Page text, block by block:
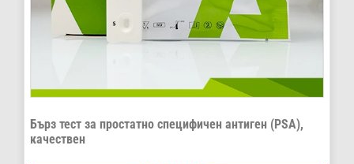
Бърз тест за простатно специфичен антиген (PSA),
качествен